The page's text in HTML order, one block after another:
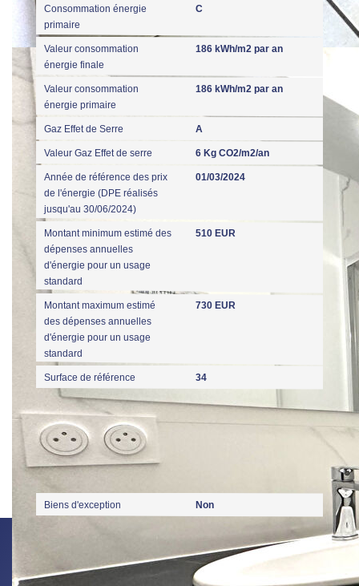
Consommation énergie
primaire
C
Valeur consommation
énergie finale
186 kWh/m2 par an
Valeur consommation
énergie primaire
186 kWh/m2 par an
Gaz Effet de Serre A
Valeur Gaz Effet de serre 6 Kg CO2/m2/an
Année de référence des prix
de l'énergie (DPE réalisés
jusqu'au 30/06/2024)
01/03/2024
Montant minimum estimé des
dépenses annuelles
d'énergie pour un usage
standard
510 EUR
Montant maximum estimé
des dépenses annuelles
d'énergie pour un usage
standard
730 EUR
Surface de référence 34
Publicité
Biens d'exception Non